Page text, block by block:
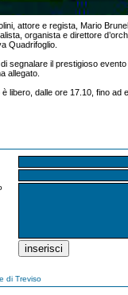
attore e regista, Mario
organista e direttore
Quadrifoglio.
segnalare il prestigioso
allegato.
è libero, dalle ore 17.10, fino ad
di Treviso